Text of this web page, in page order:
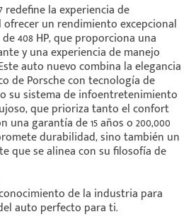
redefine la experiencia de
un rendimiento excepcional
408 HP, que proporciona una
y una experiencia de manejo
auto nuevo combina la elegancia
de Porsche con tecnología de
su sistema de infoentretenimiento
que prioriza tanto el confort
una garantía de 15 años o 200,000
durabilidad, sino también un
que se alinea con su filosofía de
de la industria para
auto perfecto para ti.